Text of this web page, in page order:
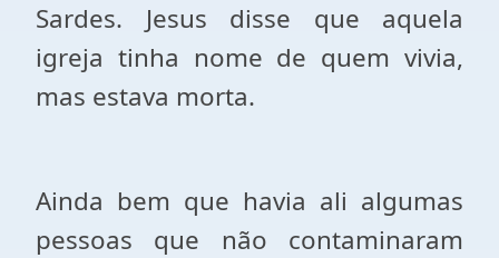
Sardes. Jesus disse que aquela
igreja tinha nome de quem vivia,
mas estava morta.
Ainda bem que havia ali algumas
pessoas que não contaminaram